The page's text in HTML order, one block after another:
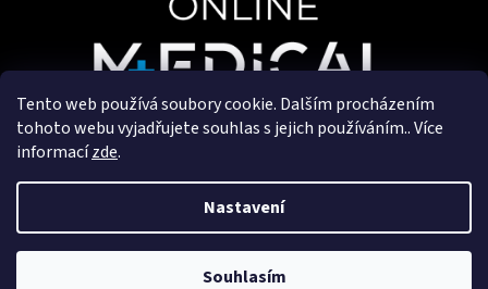
Tento web používá soubory cookie. Dalším procházením
tohoto webu vyjadřujete souhlas s jejich používáním.. Více
informacízde.
Nastavení
Souhlasím
Copyright 2025OnlineMedical.cz. Všechna práva
Vytvořil a marketingově zajišťuje